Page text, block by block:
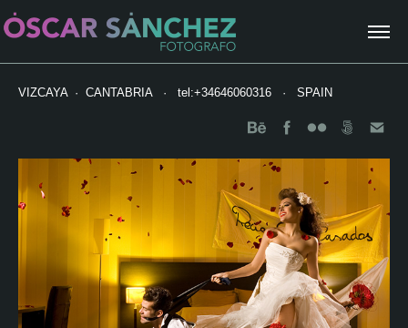
VIZCAYA  ·  CANTABRIA   ·   tel:+34646060316   ·   SPAIN